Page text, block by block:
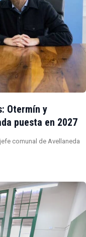
Otermín y
puesta en 2027
comunal de Avellaneda